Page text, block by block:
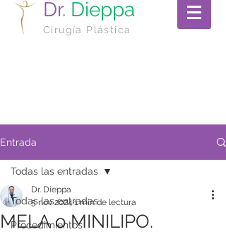
Dr. Dieppa
Cirugía Plástica
Entrada
Todas las entradas
Procedimientos
Todas las entradas
MELA o MINILIPO.
Dr. Dieppa
5 nov 2024 1 min de lectura